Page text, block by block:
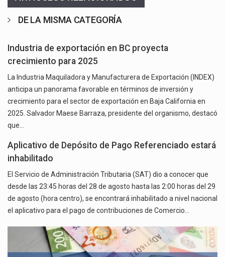
DE LA MISMA CATEGORÍA
Industria de exportación en BC proyecta
crecimiento para 2025
La Industria Maquiladora y Manufacturera de Exportación (INDEX)
anticipa un panorama favorable en términos de inversión y
crecimiento para el sector de exportación en Baja California en
2025. Salvador Maese Barraza, presidente del organismo, destacó
que…
Aplicativo de Depósito de Pago Referenciado estará
inhabilitado
El Servicio de Administración Tributaria (SAT) dio a conocer que
desde las 23:45 horas del 28 de agosto hasta las 2:00 horas del 29
de agosto (hora centro), se encontrará inhabilitado a nivel nacional
el aplicativo para el pago de contribuciones de Comercio…